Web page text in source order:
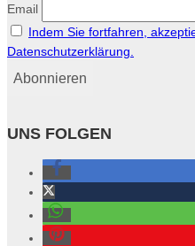
Email
Indem Sie fortfahren,
Datenschutzerklärung.
UNS FOLGEN